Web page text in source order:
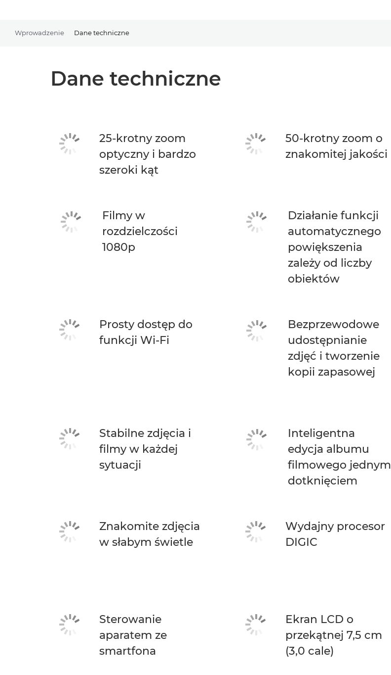
Wprowadzenie Dane techniczne
Dane techniczne
25-krotny zoom
optyczny i bardzo
szeroki kąt
50-krotny zoom o
znakomitej jakości
Filmy w
rozdzielczości
1080p
Działanie funkcji
automatycznego
powiększenia
zależy od liczby
obiektów
Prosty dostęp do
funkcji Wi-Fi
Bezprzewodowe
udostępnianie
zdjęć i tworzenie
kopii zapasowej
Stabilne zdjęcia i
filmy w każdej
sytuacji
Inteligentna
edycja albumu
filmowego jednym
dotknięciem
Znakomite zdjęcia
w słabym świetle
Wydajny procesor
DIGIC
Sterowanie
aparatem ze
smartfona
Ekran LCD o
przekątnej 7,5 cm
(3,0 cale)